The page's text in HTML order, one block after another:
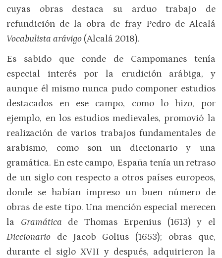
cuyas obras destaca su arduo trabajo de
refundición de la obra de fray Pedro de Alcalá
Vocabulista arávigo (Alcalá 2018).
Es sabido que conde de Campomanes tenía
especial interés por la erudición arábiga, y
aunque él mismo nunca pudo componer estudios
destacados en ese campo, como lo hizo, por
ejemplo, en los estudios medievales, promovió la
realización de varios trabajos fundamentales de
arabismo, como son un diccionario y una
gramática. En este campo, España tenía un retraso
de un siglo con respecto a otros países europeos,
donde se habían impreso un buen número de
obras de este tipo. Una mención especial merecen
la Gramática de Thomas Erpenius (1613) y el
Diccionario de Jacob Golius (1653); obras que,
durante el siglo XVII y después, adquirieron la